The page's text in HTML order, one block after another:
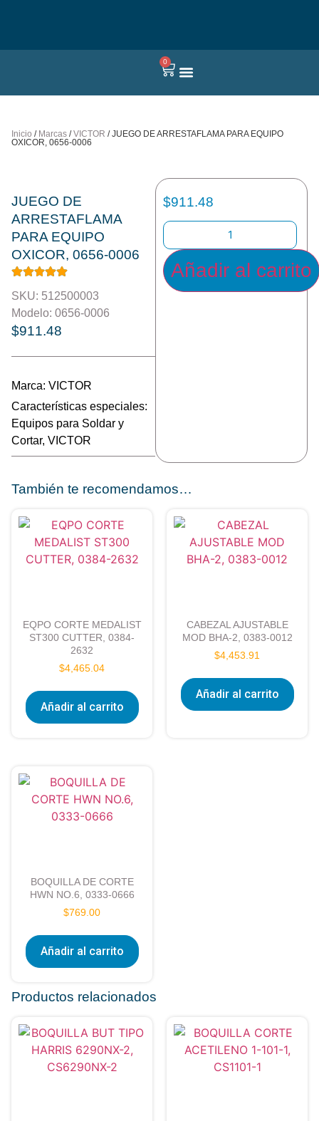
0
Inicio / Marcas /VICTOR / JUEGO DE ARRESTAFLAMA PARA EQUIPO
OXICOR, 0656-0006
JUEGO DE
ARRESTAFLAMA
PARA EQUIPO
OXICOR, 0656-0006
SKU: 512500003
Modelo: 0656-0006
$911.48
Marca: VICTOR
Características especiales:
Equipos para Soldar y
Cortar, VICTOR
$911.48
Añadir al carrito
También te recomendamos…
EQPO CORTE MEDALIST
ST300 CUTTER, 0384-
2632
$4,465.04
Añadir al carrito
CABEZAL AJUSTABLE
MOD BHA-2, 0383-0012
$4,453.91
Añadir al carrito
BOQUILLA DE CORTE
HWN NO.6, 0333-0666
$769.00
Añadir al carrito
Productos relacionados